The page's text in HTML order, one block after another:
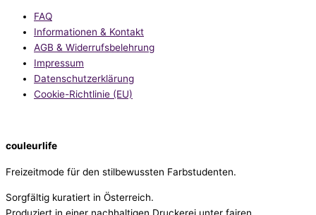
FAQ
Informationen & Kontakt
AGB & Widerrufsbelehrung
Impressum
Datenschutzerklärung
Cookie-Richtlinie (EU)
couleurlife
Freizeitmode für den stilbewussten Farbstudenten.
Sorgfältig kuratiert in Österreich.
Produziert in einer nachhaltigen Druckerei unter fairen